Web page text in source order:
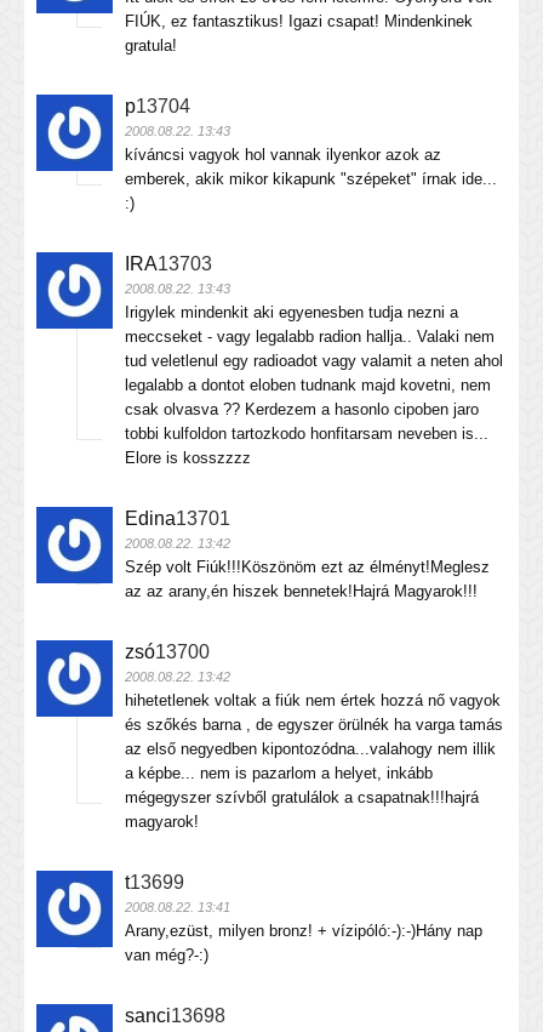
FIÚK, ez fantasztikus! Igazi csapat! Mindenkinek
gratula!
p13704
2008.08.22. 13:43
kíváncsi vagyok hol vannak ilyenkor azok az
emberek, akik mikor kikapunk "szépeket" írnak ide...
:)
IRA13703
2008.08.22. 13:43
Irigylek mindenkit aki egyenesben tudja nezni a
meccseket - vagy legalabb radion hallja.. Valaki nem
tud veletlenul egy radioadot vagy valamit a neten ahol
legalabb a dontot eloben tudnank majd kovetni, nem
csak olvasva ?? Kerdezem a hasonlo cipoben jaro
tobbi kulfoldon tartozkodo honfitarsam neveben is...
Elore is kosszzzz
Edina13701
2008.08.22. 13:42
Szép volt Fiúk!!!Köszönöm ezt az élményt!Meglesz
az az arany,én hiszek bennetek!Hajrá Magyarok!!!
zsó13700
2008.08.22. 13:42
hihetetlenek voltak a fiúk nem értek hozzá nő vagyok
és szőkés barna , de egyszer örülnék ha varga tamás
az első negyedben kipontozódna...valahogy nem illik
a képbe... nem is pazarlom a helyet, inkább
mégegyszer szívből gratulálok a csapatnak!!!hajrá
magyarok!
t13699
2008.08.22. 13:41
Arany,ezüst, milyen bronz! + vízipóló:-):-)Hány nap
van még?-:)
sanci13698